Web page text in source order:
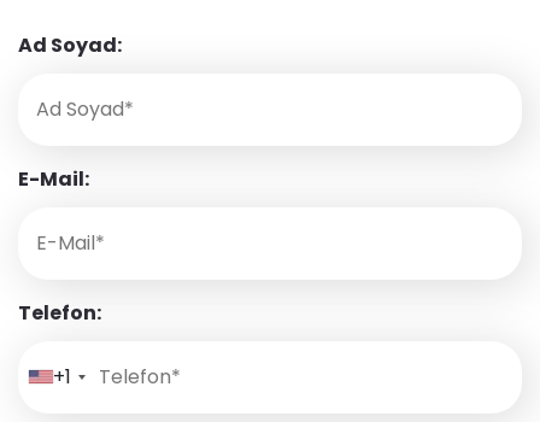
Ad Soyad:
E-Mail:
Telefon:
+1